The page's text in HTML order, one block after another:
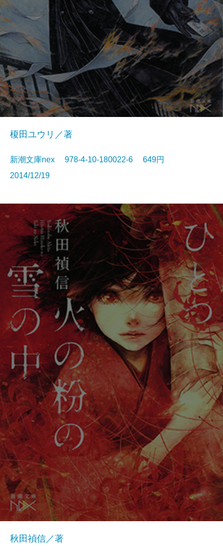
榎田ユウリ／著
新潮文庫nex 978-4-10-180022-6 649円
2014/12/19
秋田禎信／著